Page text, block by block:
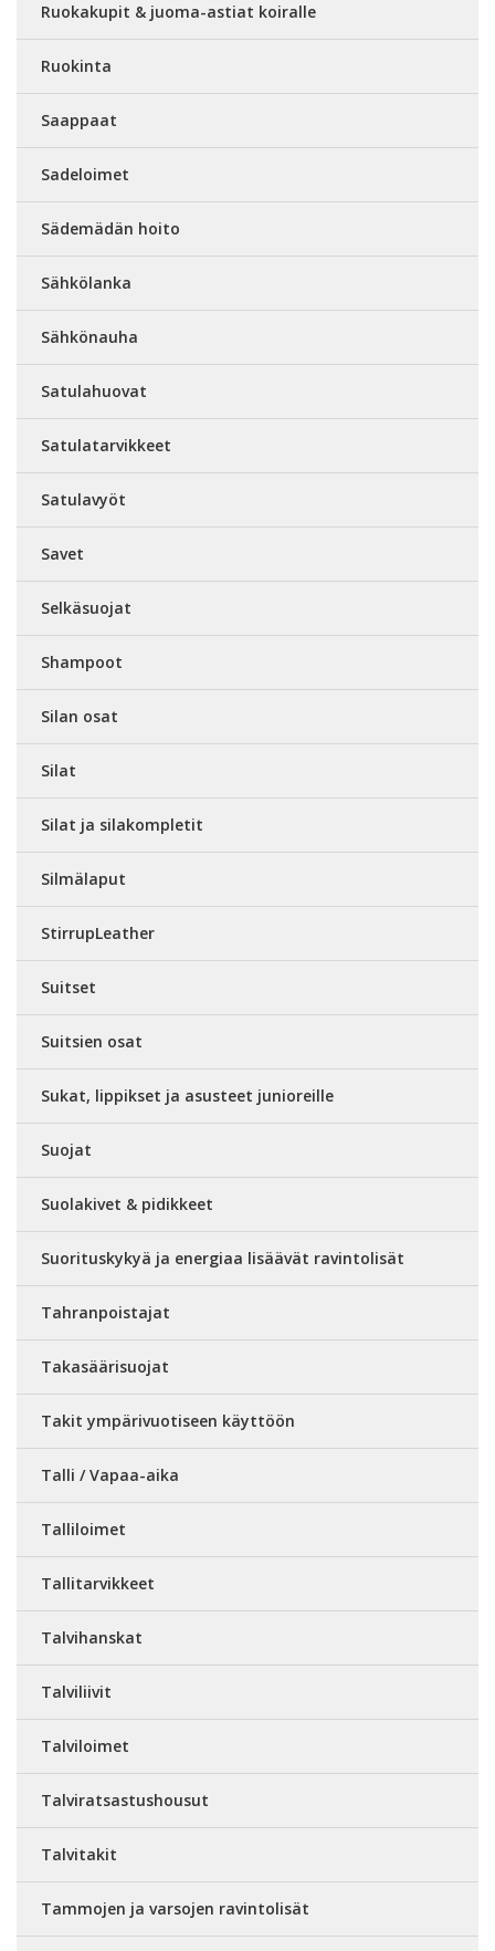
Ruokakupit & juoma-astiat koiralle
Ruokinta
Saappaat
Sadeloimet
Sädemädän hoito
Sähkölanka
Sähkönauha
Satulahuovat
Satulatarvikkeet
Satulavyöt
Savet
Selkäsuojat
Shampoot
Silan osat
Silat
Silat ja silakompletit
Silmälaput
StirrupLeather
Suitset
Suitsien osat
Sukat, lippikset ja asusteet junioreille
Suojat
Suolakivet & pidikkeet
Suorituskykyä ja energiaa lisäävät ravintolisät
Tahranpoistajat
Takasäärisuojat
Takit ympärivuotiseen käyttöön
Talli / Vapaa-aika
Talliloimet
Tallitarvikkeet
Talvihanskat
Talviliivit
Talviloimet
Talviratsastushousut
Talvitakit
Tammojen ja varsojen ravintolisät